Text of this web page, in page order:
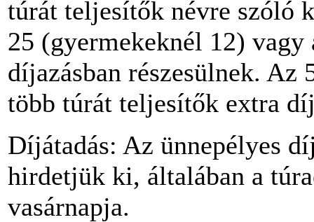
túrát teljesítők névre szóló
25 (gyermekeknél 12)
díjazásban részesülnek.
több túrát teljesítők extra
Díjátadás: Az ünnepélyes
hirdetjük ki, általában a
vasárnapja.